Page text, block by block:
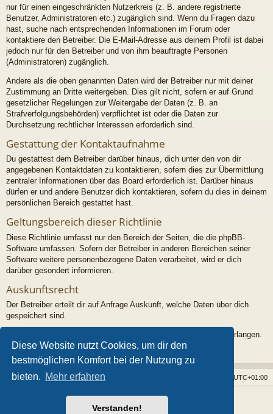
Diese Website nutzt Cookies, um dir den
bestmöglichen Komfort bei der Nutzung zu
bieten. Mehr erfahren
Verstanden!
nur für einen eingeschränkten Nutzerkreis (z. B. andere registrierte
Benutzer, Administratoren etc.) zugänglich sind. Wenn du Fragen dazu
hast, suche nach entsprechenden Informationen im Forum oder
kontaktiere den Betreiber. Die E-Mail-Adresse aus deinem Profil ist dabei
jedoch nur für den Betreiber und von ihm beauftragte Personen
(Administratoren) zugänglich.
Andere als die oben genannten Daten wird der Betreiber nur mit deiner
Zustimmung an Dritte weitergeben. Dies gilt nicht, sofern er auf Grund
gesetzlicher Regelungen zur Weitergabe der Daten (z. B. an
Strafverfolgungsbehörden) verpflichtet ist oder die Daten zur
Durchsetzung rechtlicher Interessen erforderlich sind.
Gestattung der Kontaktaufnahme
Du gestattest dem Betreiber darüber hinaus, dich unter den von dir
angegebenen Kontaktdaten zu kontaktieren, sofern dies zur Übermittlung
zentraler Informationen über das Board erforderlich ist. Darüber hinaus
dürfen er und andere Benutzer dich kontaktieren, sofern du dies in deinem
persönlichen Bereich gestattet hast.
Geltungsbereich dieser Richtlinie
Diese Richtlinie umfasst nur den Bereich der Seiten, die die phpBB-
Software umfassen. Sofern der Betreiber in anderen Bereichen seiner
Software weitere personenbezogene Daten verarbeitet, wird er dich
darüber gesondert informieren.
Auskunftsrecht
Der Betreiber erteilt dir auf Anfrage Auskunft, welche Daten über dich
gespeichert sind.
Du kannst jederzeit die Löschung bzw. Sperrung deiner Daten verlangen.
Kontaktiere hierzu bitte den Betreiber.
Foren-Übersicht UTC+01:00
Powered byphpBB® Forum Software © phpBB Limited
Style vonArty- phpBB 3.3 von MrGaby